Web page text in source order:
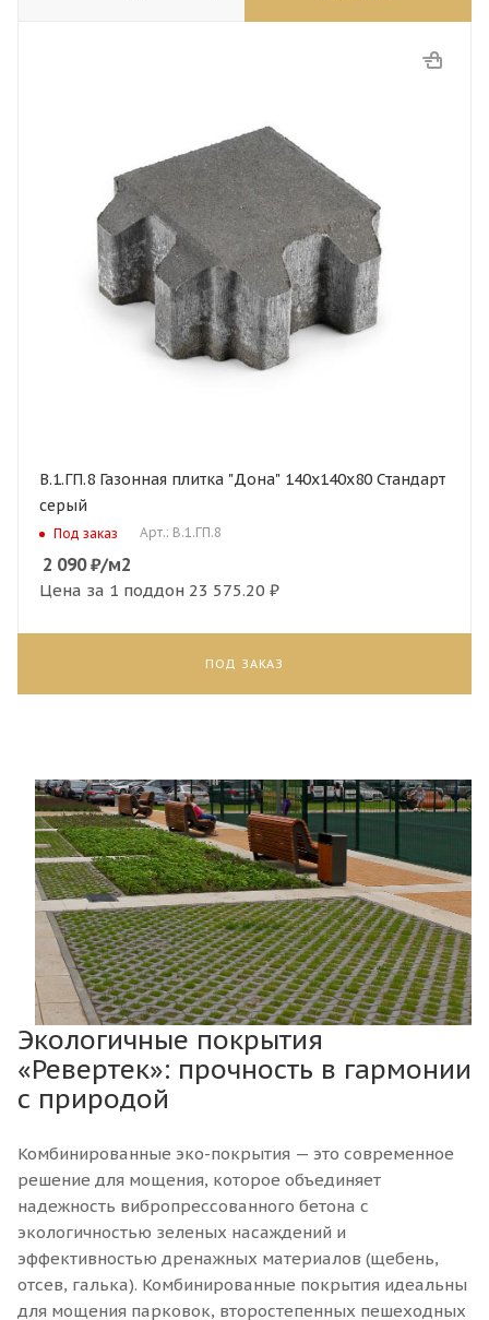
В.1.ГП.8 Газонная плитка "Дона" 140х140х80 Стандарт
серый
Под заказ Арт.: В.1.ГП.8
2 090₽/м2
Цена за 1 поддон 23 575.20 ₽
ПОД ЗАКАЗ
Экологичные покрытия
«Ревертек»: прочность в гармонии
с природой
Комбинированные эко-покрытия — это современное
решение для мощения, которое объединяет
надежность вибропрессованного бетона с
экологичностью зеленых насаждений и
эффективностью дренажных материалов (щебень,
отсев, галька). Комбинированные покрытия идеальны
для мощения парковок, второстепенных пешеходных